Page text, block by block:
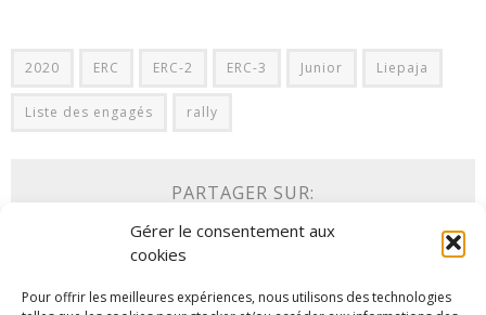
Gérer le consentement aux
cookies
Pour offrir les meilleures expériences, nous utilisons des technologies
2020 ERC ERC-2 ERC-3 Junior Liepaja
Liste des engagés rally
PARTAGER SUR:
Tweet